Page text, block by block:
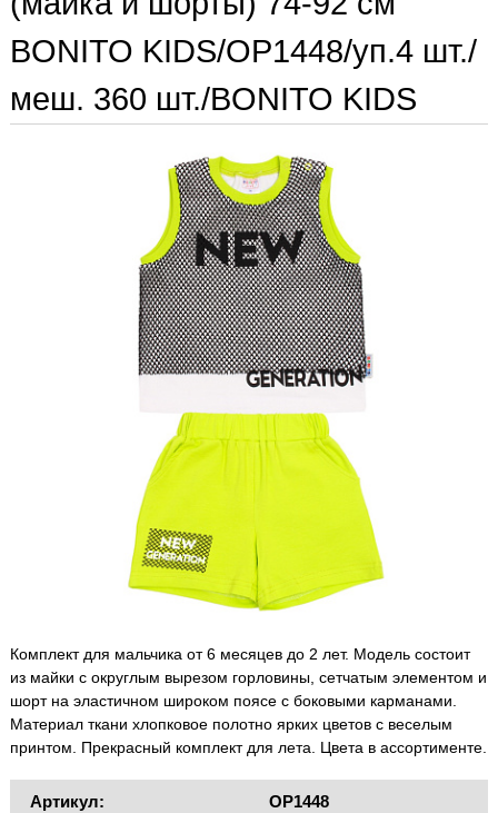
BONITO KIDS/OP1448/уп.4 шт./
меш. 360 шт./BONITO KIDS
Комплект для мальчика от 6 месяцев до 2 лет. Модель состоит
из майки с округлым вырезом горловины, сетчатым элементом и
шорт на эластичном широком поясе с боковыми карманами.
Материал ткани хлопковое полотно ярких цветов с веселым
принтом. Прекрасный комплект для лета. Цвета в ассортименте.
Артикул: OP1448